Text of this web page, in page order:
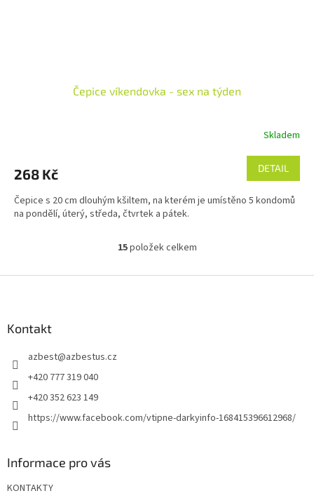
Čepice víkendovka - sex na týden
je
z
5
Skladem
268 Kč DETAIL
Čepice s 20 cm dlouhým kšiltem, na kterém je umístěno 5 kondomů
na pondělí, úterý, středa, čtvrtek a pátek.
O
l
y
v
15položek celkem
Kontakt
azbest@azbestus.cz
+420 777 319 040
+420 352 623 149
https://www.facebook.com/vtipne-darkyinfo-168415396612968/
Informace pro vás
KONTAKTY